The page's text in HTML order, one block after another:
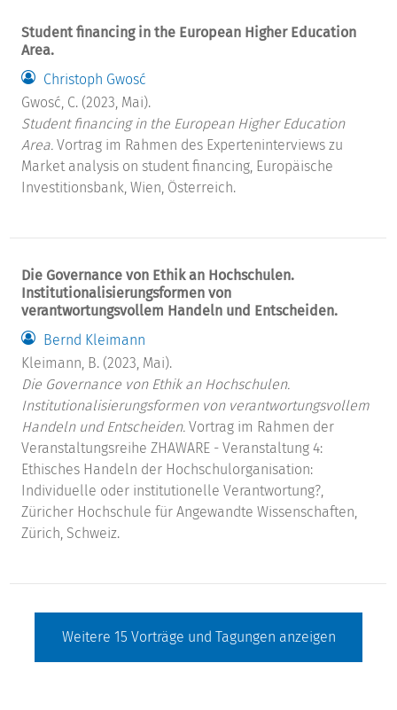
Student financing in the European Higher Education
Area.
Christoph Gwosć
Gwosć, C. (2023, Mai).
Student financing in the European Higher Education
Area. Vortrag im Rahmen des Experteninterviews zu
Market analysis on student financing, Europäische
Investitionsbank, Wien, Österreich.
Die Governance von Ethik an Hochschulen.
Institutionalisierungsformen von
verantwortungsvollem Handeln und Entscheiden.
Bernd Kleimann
Kleimann, B. (2023, Mai).
Die Governance von Ethik an Hochschulen.
Institutionalisierungsformen von verantwortungsvollem
Handeln und Entscheiden. Vortrag im Rahmen der
Veranstaltungsreihe ZHAWARE - Veranstaltung 4:
Ethisches Handeln der Hochschulorganisation:
Individuelle oder institutionelle Verantwortung?,
Züricher Hochschule für Angewandte Wissenschaften,
Zürich, Schweiz.
Weitere 15 Vorträge und Tagungen anzeigen